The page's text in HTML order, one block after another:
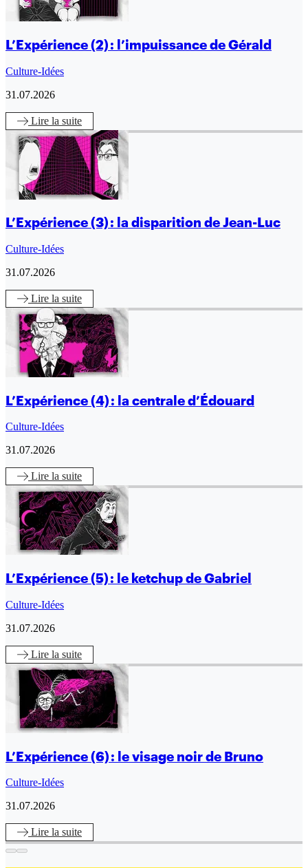
L’Expérience (2) : l’impuissance de Gérald
Culture-Idées
31.07.2026
Lire la suite
L’Expérience (3) : la disparition de Jean-Luc
Culture-Idées
31.07.2026
Lire la suite
L’Expérience (4) : la centrale d’Édouard
Culture-Idées
31.07.2026
Lire la suite
L’Expérience (5) : le ketchup de Gabriel
Culture-Idées
31.07.2026
Lire la suite
L’Expérience (6) : le visage noir de Bruno
Culture-Idées
31.07.2026
Lire la suite